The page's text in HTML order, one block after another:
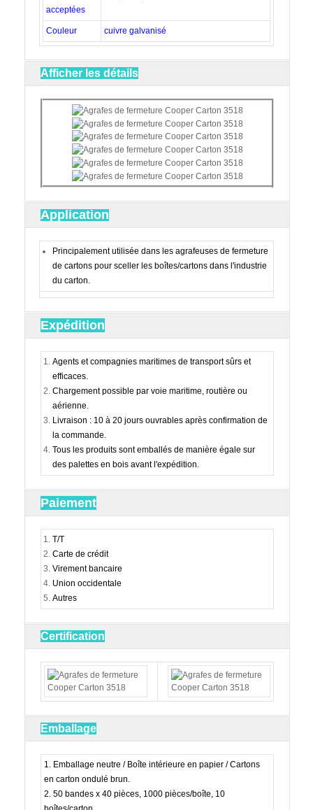
acceptées
Couleur cuivre galvanisé
Afficher les détails
Application
Principalement utilisée dans les agrafeuses de fermeture
de cartons pour sceller les boîtes/cartons dans l'industrie
du carton.
Expédition
Agents et compagnies maritimes de transport sûrs et
efficaces.
Chargement possible par voie maritime, routière ou
aérienne.
Livraison : 10 à 20 jours ouvrables après confirmation de
la commande.
Tous les produits sont emballés de manière égale sur
des palettes en bois avant l'expédition.
Paiement
T/T
Carte de crédit
Virement bancaire
Union occidentale
Autres
Certification
Emballage
1. Emballage neutre / Boîte intérieure en papier / Cartons
en carton ondulé brun.
2. 50 bandes x 40 pièces, 1000 pièces/boîte, 10